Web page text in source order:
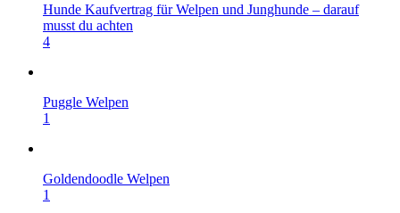
Hunde Kaufvertrag für Welpen und Junghunde – darauf
musst du achten
4
Puggle Welpen
1
Goldendoodle Welpen
1